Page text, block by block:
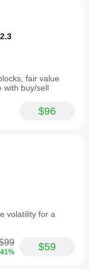
fair value
with buy/sell
$96
volatility for a
$59